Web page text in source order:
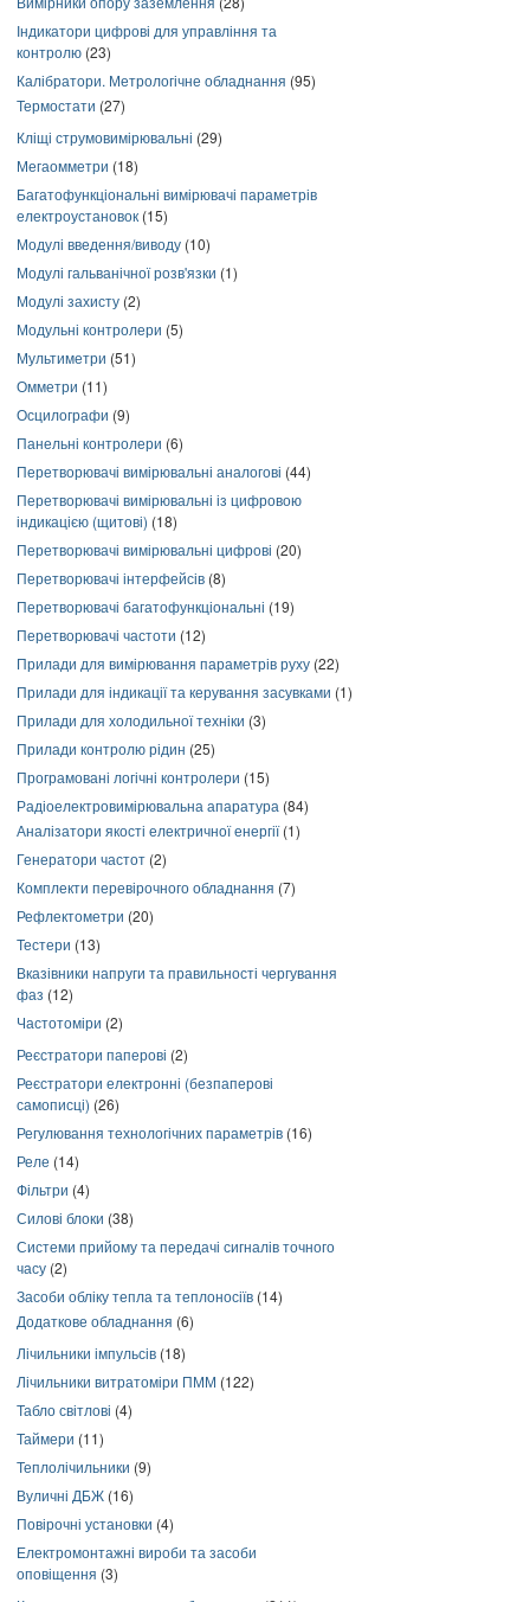
Індикатори цифрові для управління та
контролю (23)
Калібратори. Метрологічне обладнання (95)
Термостати (27)
Кліщі струмовимірювальні (29)
Мегаомметри (18)
Багатофункціональні вимірювачі параметрів
електроустановок (15)
Модулі введення/виводу (10)
Модулі гальванічної розв'язки (1)
Модулі захисту (2)
Модульні контролери (5)
Мультиметри (51)
Омметри (11)
Осцилографи (9)
Панельні контролери (6)
Перетворювачі вимірювальні аналогові (44)
Перетворювачі вимірювальні із цифровою
індикацією (щитові) (18)
Перетворювачі вимірювальні цифрові (20)
Перетворювачі інтерфейсів (8)
Перетворювачі багатофункціональні (19)
Перетворювачі частоти (12)
Прилади для вимірювання параметрів руху (22)
Прилади для індикації та керування засувками (1)
Прилади для холодильної техніки (3)
Прилади контролю рідин (25)
Програмовані логічні контролери (15)
Радіоелектровимірювальна апаратура (84)
Аналізатори якості електричної енергії(1)
Генератори частот (2)
Комплекти перевірочного обладнання (7)
Рефлектометри (20)
Тестери (13)
Вказівники напруги та правильності чергування
фаз (12)
Частотоміри (2)
Реєстратори паперові (2)
Реєстратори електронні (безпаперові
самописці) (26)
Регулювання технологічних параметрів (16)
Реле (14)
Фільтри (4)
Силові блоки (38)
Системи прийому та передачі сигналів точного
часу (2)
Засоби обліку тепла та теплоносіїв (14)
Додаткове обладнання (6)
Лічильники імпульсів (18)
Лічильники витратоміри ПММ (122)
Табло світлові (4)
Таймери (11)
Теплолічильники (9)
Вуличні ДБЖ (16)
Повірочні установки (4)
Електромонтажні вироби та засоби
оповіщення (3)